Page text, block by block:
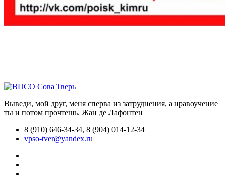
Выведи, мой друг, меня сперва из затруднения, а нравоучение
ты и потом прочтешь. Жан де Лафонтен
8 (910) 646-34-34, 8 (904) 014-12-34
vpso-tver@yandex.ru